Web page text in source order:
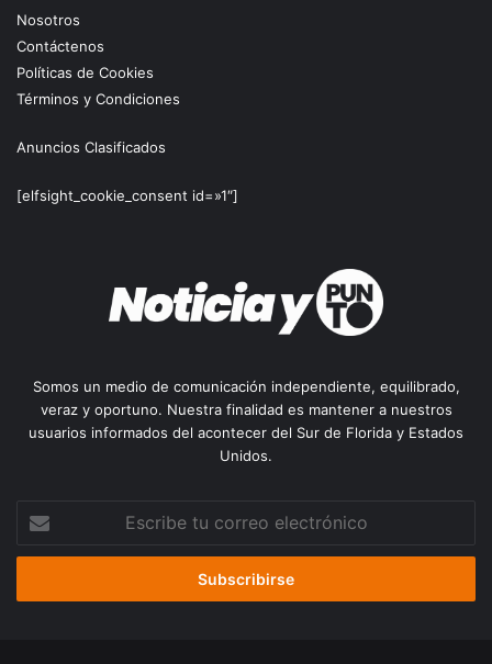
Nosotros
Contáctenos
Políticas de Cookies
Términos y Condiciones
Anuncios Clasificados
[elfsight_cookie_consent id=»1″]
Somos un medio de comunicación independiente, equilibrado,
veraz y oportuno. Nuestra finalidad es mantener a nuestros
usuarios informados del acontecer del Sur de Florida y Estados
Unidos.
correo